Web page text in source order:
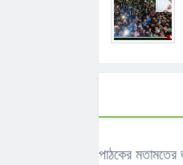
পাঠকের মতামতের